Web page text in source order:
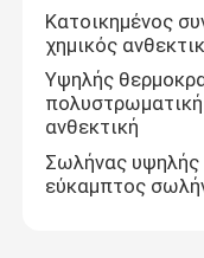
Εύκαμπτος
Σύνθετος
Κατοικημένος
χημικός
Υψηλής
ανθεκτική
Σωλήνας υψηλής
εύκαμπτος